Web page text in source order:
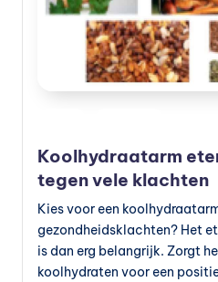
d
in
g
v
o
Koolhydraatarm
tegen vele klachten
Kies voor een
gezondheidsklachten? Het
is dan erg belangrijk. Zorgt
koolhydraten voor een